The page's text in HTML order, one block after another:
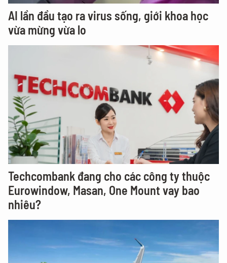
AI lần đầu tạo ra virus sống, giới khoa học
vừa mừng vừa lo
Techcombank đang cho các công ty thuộc
Eurowindow, Masan, One Mount vay bao
nhiêu?